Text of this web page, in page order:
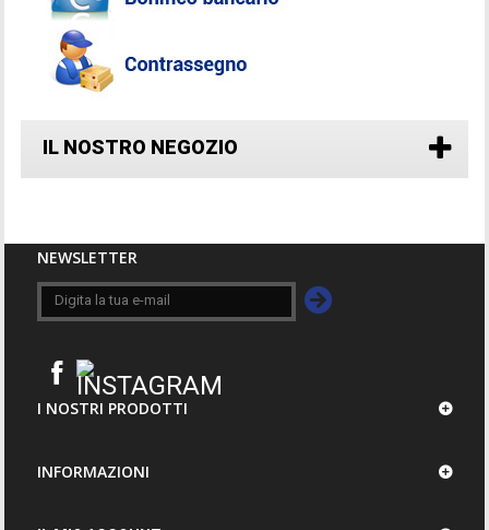
IL NOSTRO NEGOZIO
NEWSLETTER
I NOSTRI PRODOTTI
INFORMAZIONI